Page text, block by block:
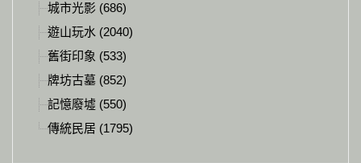
城市光影 (686)
遊山玩水 (2040)
舊街印象 (533)
牌坊古墓 (852)
記憶廢墟 (550)
傳統民居 (1795)